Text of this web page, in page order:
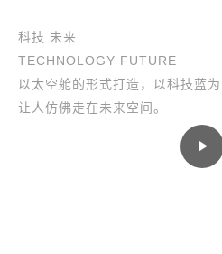
科技 未来
TECHNOLOGY FUTURE
以太空舱的形式打造，以科技蓝
让人仿佛走在未来空间。